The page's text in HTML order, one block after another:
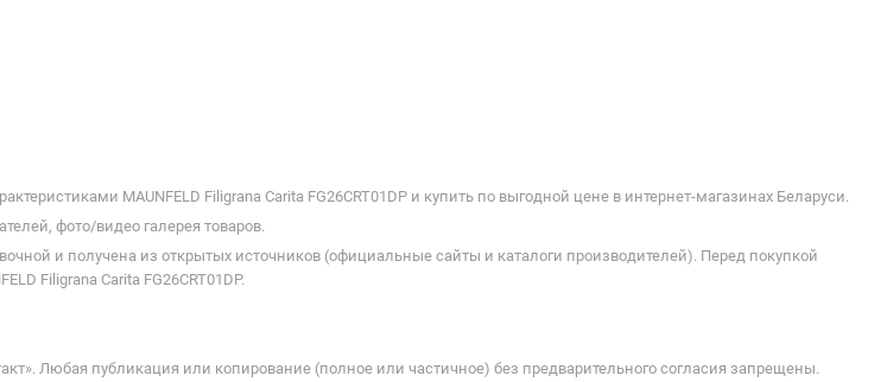
MAUNFELD Filigrana Carita FG26CRT01DP и купить по выгодной цене в интернет-магазинах Беларуси.
фото/видео галерея товаров.
и получена из открытых источников (официальные сайты и каталоги производителей). Перед покупкой
Filigrana Carita FG26CRT01DP.
Любая публикация или копирование (полное или частичное) без предварительного согласия запрещены.